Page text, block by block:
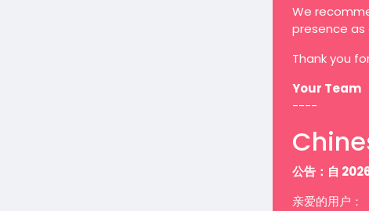
We
presence as
Thank you
Your Team
----
公告：自
亲爱的用户：